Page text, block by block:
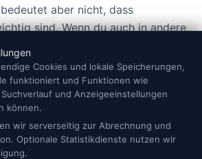
aber nicht, dass
sind. Wenn du auch in andere
Umweltzonen, Parkregelungen
trotzdem eine Rolle spielen.
Hybrid oder Stromer ist
als ein älteres Fahrzeug
ist ein weiterer Punkt. Die Stadt
Cookies und lokale Speicherungen,
funktioniert und Funktionen wie
und Anzeigeeinstellungen
können.
wir serverseitig zur Abrechnung und
Optionale Statistikdienste nutzen wir